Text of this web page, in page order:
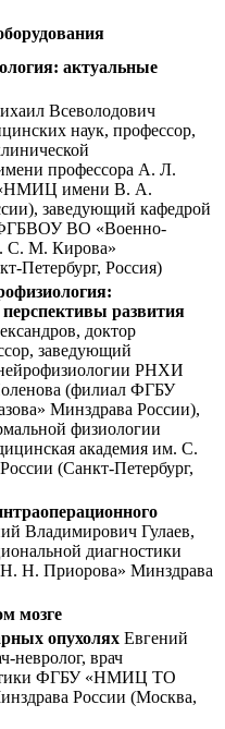
актуальные
Всеволодович
наук, профессор,
профессора А. Л.
имени В. А.
заведующий кафедрой
ВО «Военно-
С. М. Кирова»
Петербург, Россия)
перспективы развития
доктор
заведующий
РНХИ
(филиал ФГБУ
Минздрава России),
физиологии
академия им. С.
(Санкт-Петербург,
Владимирович Гулаев,
диагностики
Приорова» Минздрава
мозге
опухолях Евгений
невролог, врач
ФГБУ «НМИЦ ТО
России (Москва,